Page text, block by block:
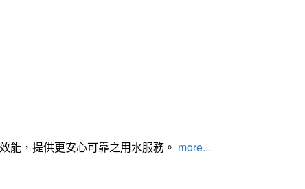
能，提供更安心可靠之用水服務。 more...